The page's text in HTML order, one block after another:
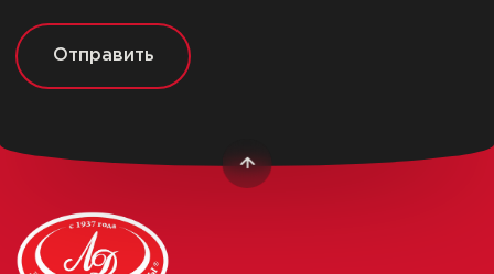
Отправить